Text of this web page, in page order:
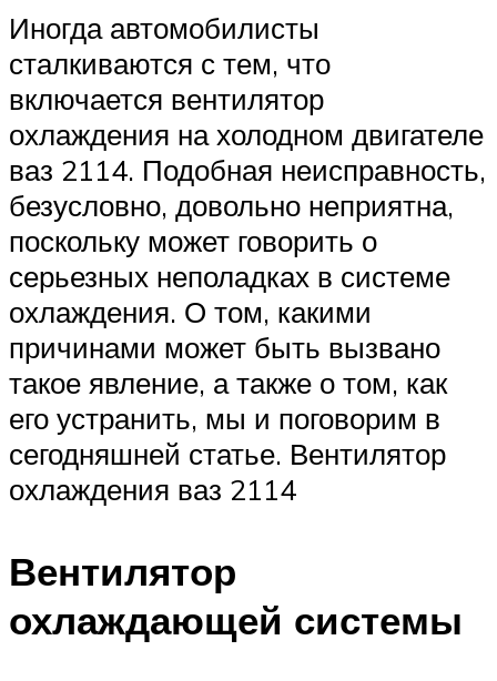
Иногда автомобилисты
сталкиваются с тем, что
включается вентилятор
охлаждения на холодном двигателе
ваз 2114. Подобная неисправность,
безусловно, довольно неприятна,
поскольку может говорить о
серьезных неполадках в системе
охлаждения. О том, какими
причинами может быть вызвано
такое явление, а также о том, как
его устранить, мы и поговорим в
сегодняшней статье. Вентилятор
охлаждения ваз 2114
Вентилятор
охлаждающей системы